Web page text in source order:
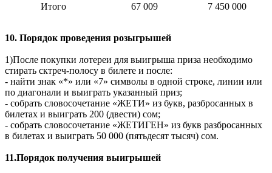
Итого 67 009 7 450 000
10. Порядок проведения розыгрышей
1)После покупки лотереи для выигрыша приза необходимо
стирать сктреч-полосу в билете и после:
- найти знак «*» или «7» символы в одной строке, линии или
по диагонали и выиграть указанный приз;
- собрать словосочетание «ЖЕТИ» из букв, разбросанных в
билетах и выиграть 200 (двести) сом;
- собрать словосочетание «ЖЕТИГЕН» из букв разбросанных
в билетах и выиграть 50 000 (пятьдесят тысяч) сом.
11.Порядок получения выигрышей